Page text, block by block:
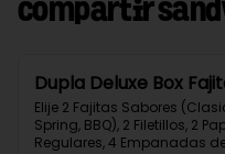
Compartir
Dupla Deluxe Box
Elije 2 Fajitas Sabores
Spring, BBQ), 2 Filetillos, 2
Regulares, 4 Empanadas